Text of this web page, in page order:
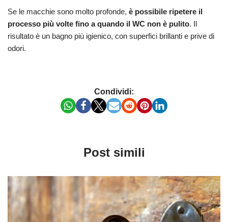
Se le macchie sono molto profonde, è possibile ripetere il
processo più volte fino a quando il WC non è pulito. Il
risultato è un bagno più igienico, con superfici brillanti e prive di
odori.
Condividi:
Post simili